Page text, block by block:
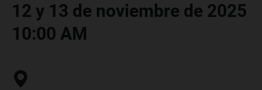
12 y 13 de noviembre de 2025
10:00 AM